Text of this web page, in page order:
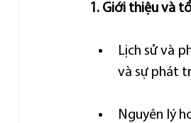
1. Giới thiệu và
Lịch sử và
và sự phát
Nguyên lý